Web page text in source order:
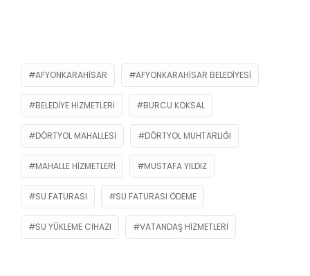
AFYONKARAHISAR AFYONKARAHISAR BELEDIYESI
BELEDIYE HIZMETLERI BURCU KÖKSAL
DÖRTYOL MAHALLESI DÖRTYOL MUHTARLIĞI
MAHALLE HIZMETLERI MUSTAFA YILDIZ
SU FATURASI SU FATURASI ÖDEME
SU YÜKLEME CIHAZI VATANDAŞ HIZMETLERI